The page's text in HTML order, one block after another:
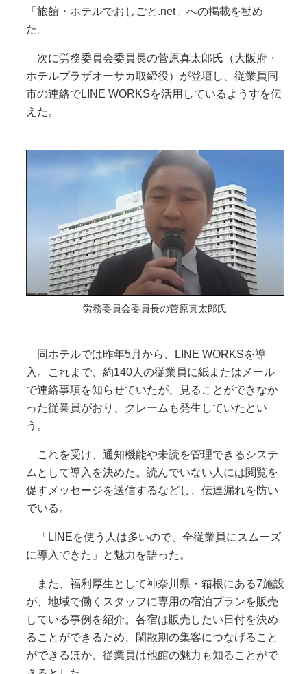
「旅館・ホテルでおしごと.net」への掲載を勧め
た。
次に労務委員会委員長の菅原真太郎氏（大阪府・
ホテルプラザオーサカ取締役）が登壇し、従業員同
市の連絡でLINE WORKSを活用しているようすを伝
えた。
労務委員会委員長の菅原真太郎氏
同ホテルでは昨年5月から、LINE WORKSを導
入。これまで、約140人の従業員に紙またはメール
で連絡事項を知らせていたが、見ることができなか
った従業員がおり、クレームも発生していたとい
う。
これを受け、通知機能や未読を管理できるシステ
ムとして導入を決めた。読んでいない人には閲覧を
促すメッセージを送信するなどし、伝達漏れを防い
でいる。
「LINEを使う人は多いので、全従業員にスムーズ
に導入できた」と魅力を語った。
また、福利厚生として神奈川県・箱根にある7施設
が、地域で働くスタッフに専用の宿泊プランを販売
している事例を紹介。各宿は販売したい日付を決め
ることができるため、閑散期の集客につなげること
ができるほか、従業員は他館の魅力も知ることがで